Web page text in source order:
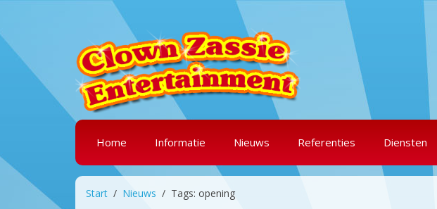
Home Informatie Nieuws Referenties Diensten
Start Nieuws Tags: opening